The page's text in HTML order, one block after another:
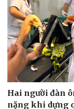
Du lịch
Hai người đàn
nặng khi dựng